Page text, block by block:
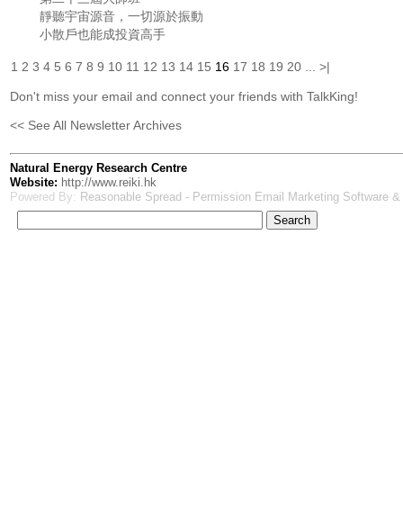
靜聽宇宙源音，一切源於振動
小散戶也能成投資高手
1 2 3 4 5 6 7 8 9 10 11 12 13 14 15 16 17 18 19 20 >|
Don't miss your email and connect your friends with TalkKing!
<< See All Newsletter Archives
Natural Energy Research Centre
Website: http://www.reiki.hk
Powered By: Reasonable Spread - Permission Email Marketing Software